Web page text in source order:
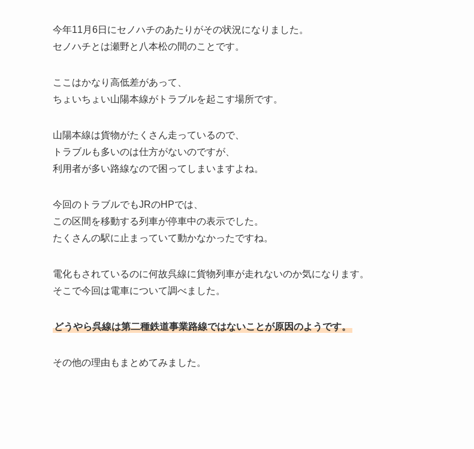
今年11月6日にセノハチのあたりがその状況になりました。
セノハチとは瀬野と八本松の間のことです。
ここはかなり高低差があって、
ちょいちょい山陽本線がトラブルを起こす場所です。
山陽本線は貨物がたくさん走っているので、
トラブルも多いのは仕方がないのですが、
利用者が多い路線なので困ってしまいますよね。
今回のトラブルでもJRのHPでは、
この区間を移動する列車が停車中の表示でした。
たくさんの駅に止まっていて動かなかったですね。
電化もされているのに何故呉線に貨物列車が走れないのか気になります。
そこで今回は電車について調べました。
どうやら呉線は第二種鉄道事業路線ではないことが原因のようです。
その他の理由もまとめてみました。